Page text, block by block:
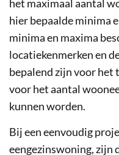
het maximaal aantal
hier bepaalde minima
minima en maxima
locatiekenmerken en
bepalend zijn voor het
voor het aantal
kunnen worden.
Bij een eenvoudig
eengezinswoning, zijn